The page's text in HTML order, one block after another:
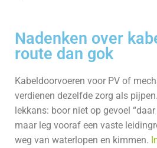
Nadenken over
route dan gok
Kabeldoorvoeren voor PV of
verdienen dezelfde zorg als
lekkans: boor niet op gevoel
maar leg vooraf een vaste
weg van waterlopen en kimmen.